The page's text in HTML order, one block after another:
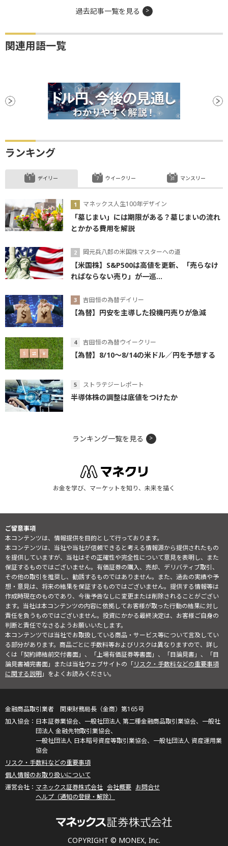
過去記事一覧を見る
関連用語一覧
ランキング
デイリー
マネックス人生100年デザイン
「墓じまい」には期限がある？墓じまいの流れ
とかかる費用を解説
岡元兵八郎の米国株マスターへの道
【米国株】S&P500は高値を更新、「売らなけ
ればならない売り」が一巡...
吉田恒の為替デイリー
【為替】円安を主導した投機円売りが急減
吉田恒の為替ウイークリー
【為替】8/10～8/14の米ドル／円を予想する
ストラテジーレポート
半導体株の調整は底値をつけたか
ウイークリー マンスリー
ランキング一覧を見る
お金を学び、マーケットを知り、未来を描く
ご留意事項
本コンテンツは、情報提供を目的として行っております。
本コンテンツは、当社や当社が信頼できると考える情報源から提供されたもの
を提供していますが、当社はその正確性や完全性について意見を表明し、また
保証するものではございません。有価証券の購入、売却、デリバティブ取引、
その他の取引を推奨し、勧誘するものではありません。また、過去の実績や予
想・意見は、将来の結果を保証するものではございません。提供する情報等は
作成時現在のものであり、今後予告なしに変更または削除されることがござい
ます。当社は本コンテンツの内容に依拠してお客様が取った行動の結果に対し
責任を負うものではございません。投資にかかる最終決定は、お客様ご自身の
判断と責任でなさるようお願いいたします。
本コンテンツでは当社でお取扱している商品・サービス等について言及してい
る部分があります。商品ごとに手数料等およびリスクは異なりますので、詳し
くは「契約締結前交付書面」、「上場有価証券等書面」、「目論見書」、「目
論見書補完書面」または当社ウェブサイトの「リスク・手数料などの重要事項
に関する説明」をよくお読みください。
COPYRIGHT © MONEX, Inc.
金融商品取引業者 関東財務局長（金商）第165号
日本証券業協会、一般社団法人 第二種金融商品取引業協会、一般社
団法人 金融先物取引業協会、
一般社団法人 日本暗号資産等取引業協会、一般社団法人 資産運用業
協会
リスク・手数料などの重要事項
個人情報のお取り扱いについて
マネックス証券株式会社 会社概要 お問合せ
ヘルプ（通知の登録・解除）